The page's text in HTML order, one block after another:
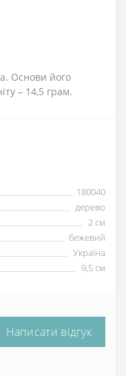
Основи його
– 14,5 грам.
180040
дерево
2 см
бежевий
Україна
9,5 см
Написати відгук